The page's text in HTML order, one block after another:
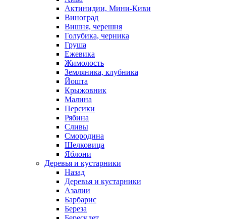
Актинидии, Мини-Киви
Виноград
Вишня, черешня
Голубика, черника
Груша
Ежевика
Жимолость
Земляника, клубника
Йошта
Крыжовник
Малина
Персики
Рябина
Сливы
Смородина
Шелковица
Яблони
Деревья и кустарники
Назад
Деревья и кустарники
Азалии
Барбарис
Береза